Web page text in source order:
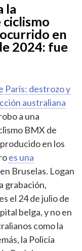
la
en
2024: fue
París: destrozo y
australiana
a una
BMX de
en los
es una
Bruselas. Logan
grabación,
el 24 de julio de
belga, y no en
como la
la Policía